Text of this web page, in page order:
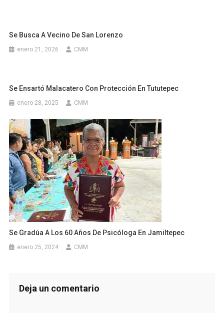
Se Busca A Vecino De San Lorenzo
enero 21, 2026 CMM
Se Ensartó Malacatero Con Protección En Tututepec
enero 28, 2025 CMM
Se Gradúa A Los 60 Años De Psicóloga En Jamiltepec
enero 25, 2024 CMM
Deja un comentario